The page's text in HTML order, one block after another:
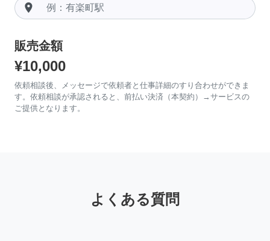
room
販売金額
¥10,000
依頼相談後、メッセージで依頼者と仕事詳細のすり合わせができま
す。依頼相談が承認されると、前払い決済（本契約）→サービスの
ご提供となります。
よくある質問